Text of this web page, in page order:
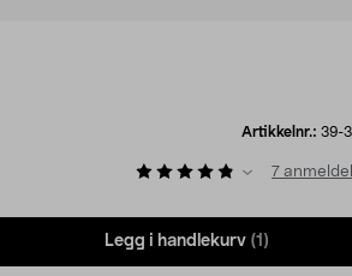
Artikkelnr.: 39-
7
Legg i handlekurv (1)